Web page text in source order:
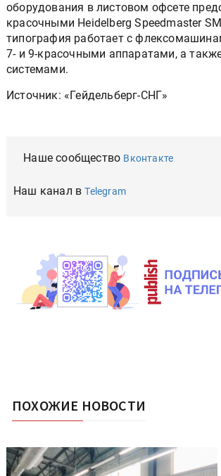
оборудования в листовом офсете
красочными Heidelberg Speedmaster
типография работает с
7- и 9-красочными аппаратами, а
системами.
Источник: «Гейдельберг-СНГ»
Наше сообщество Вконтакте
Наш канал вTelegram
ПОХОЖИЕ НОВОСТИ